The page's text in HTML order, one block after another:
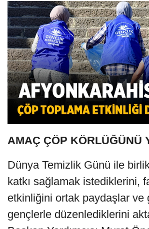
AMAÇ ÇÖP KÖRLÜĞÜNÜ
Dünya Temizlik Günü ile
katkı sağlamak istediklerini,
etkinliğini ortak paydaşlar ve
gençlerle düzenlediklerini